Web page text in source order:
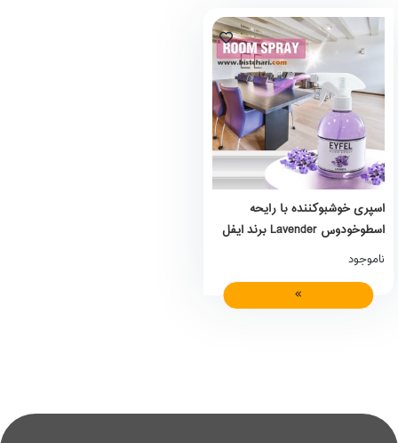
اسپری خوشبوکننده با رایحه
اسطوخودوس Lavender برند ایفل
Eyfel
ناموجود